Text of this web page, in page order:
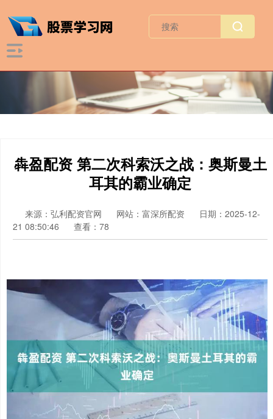
犇盈配资 第二次科索沃之战：奥斯曼土
耳其的霸业确定
来源：弘利配资官网 网站：富深所配资
日期：2025-12-
21 08:50:46
查看：78